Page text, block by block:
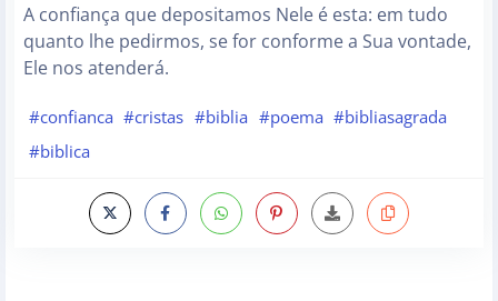
A confiança que depositamos Nele é esta: em tudo
quanto lhe pedirmos, se for conforme a Sua vontade,
Ele nos atenderá.
#confianca #cristas #biblia #poema #bibliasagrada
#biblica